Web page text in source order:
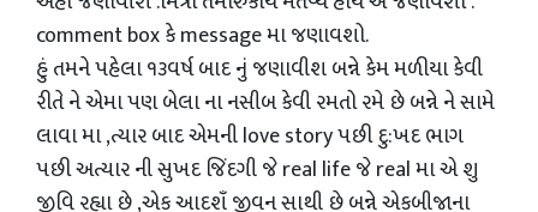
comment box કે message મા જણાવશો.
હું તમને પહેલા ૧૩વર્ષબાદ નું જણાવીશ બન્ને કેમ મળીયા કેવી
રીતે ને એમા પણ બેલા ના નસીબ કેવી રમતો રમે છે બન્ને ને સામે
લાવા મા ,ત્યાર બાદ એમની love story પછી દુ:ખદ ભાગ
પછી અત્યાર ની સુખદ જિંદગીજે real life જે real મા એ શુ
જીવિ રહ્યા છે ,એક આદશઁ જીવન સાથી છે બન્ને એકબીજાના